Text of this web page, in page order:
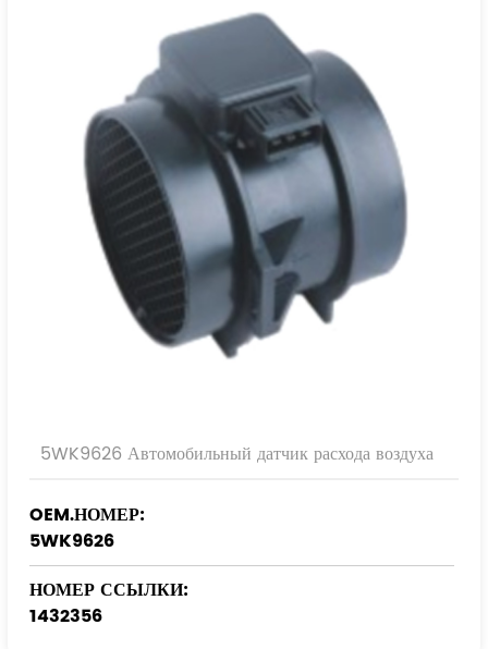
5WK9626 Автомобильный датчик расхода воздуха
OEM.НОМЕР:
5WK9626
НОМЕР ССЫЛКИ:
1432356